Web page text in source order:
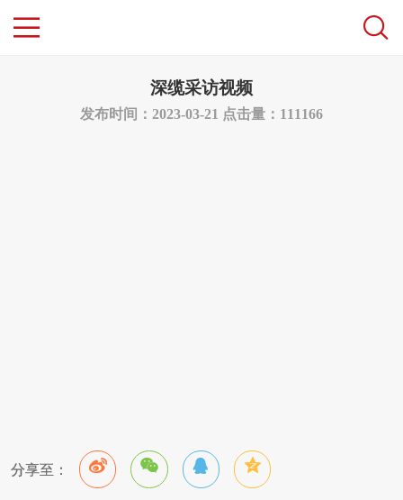
深缆采访视频
发布时间：2023-03-21 点击量：111166
分享至：